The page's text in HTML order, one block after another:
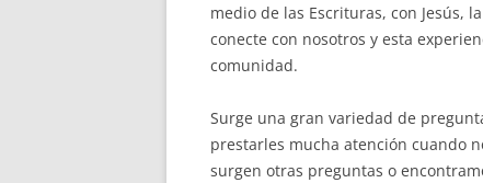
medio de las Escrituras, con Jesús,
conecte con nosotros y esta
comunidad.
Surge una gran variedad de
prestarles mucha atención cuando
surgen otras preguntas o